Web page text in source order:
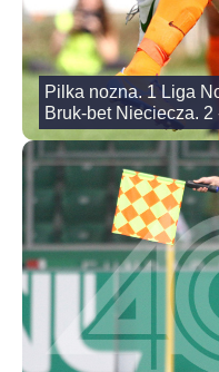
Pilka nozna. 1 Liga
Bruk-bet Nieciecza. 2